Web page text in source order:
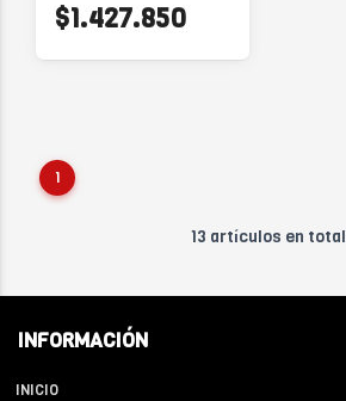
$1.427.850
1
13 artículos en total
INFORMACIÓN
INICIO